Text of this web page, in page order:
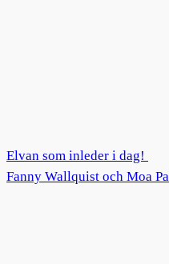
Elvan som inleder i dag!
Fanny Wallquist och Moa